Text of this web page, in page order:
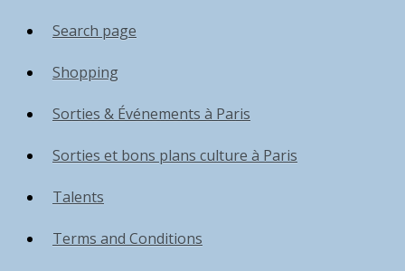
Search page
Shopping
Sorties & Événements à Paris
Sorties et bons plans culture à Paris
Talents
Terms and Conditions